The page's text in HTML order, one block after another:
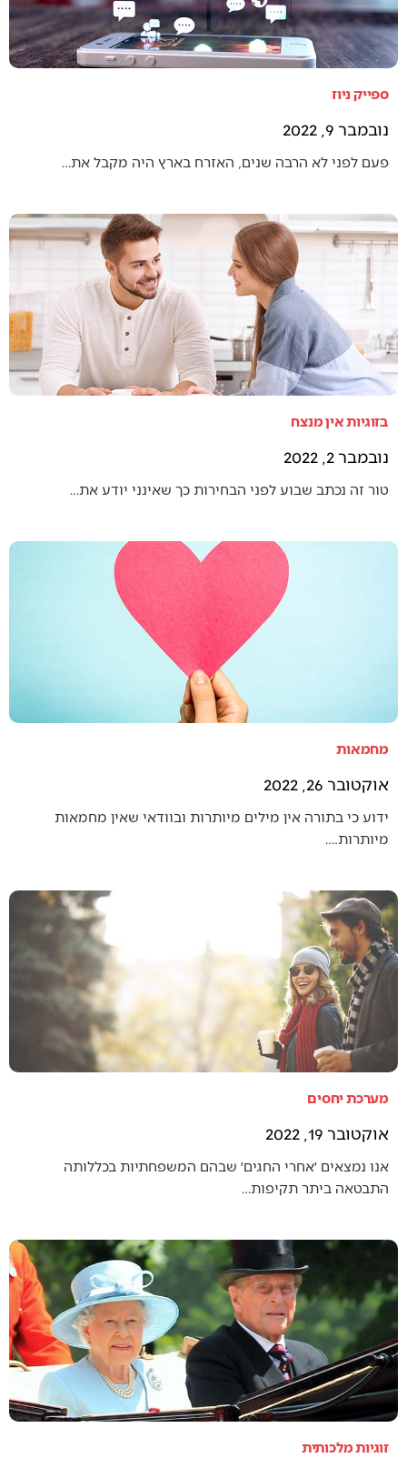
ספייק ניוז
נובמבר 9, 2022
פעם לפני לא הרבה שנים, האזרח בארץ היה מקבל את…
בזוגיות אין מנצח
נובמבר 2, 2022
טור זה נכתב שבוע לפני הבחירות כך שאינני יודע את…
מחמאות
אוקטובר 26, 2022
ידוע כי בתורה אין מילים מיותרות ובוודאי שאין מחמאות
מיותרות.…
מערכת יחסים
אוקטובר 19, 2022
אנו נמצאים ׳אחרי החגים׳ שבהם המשפחתיות בכללותה
התבטאה ביתר תקיפות…
זוגיות מלכותית